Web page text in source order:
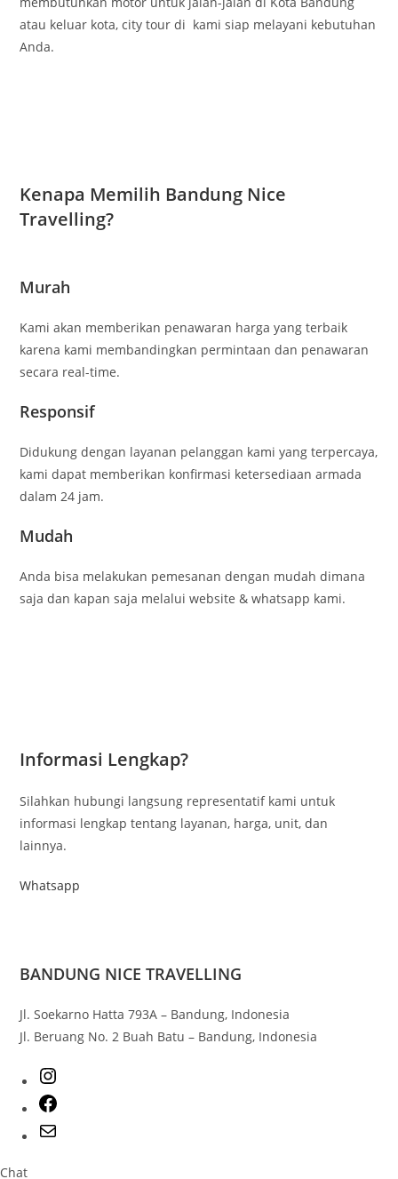
atau keluar kota, city tour di kami siap melayani kebutuhan
Anda.
Kenapa Memilih Bandung Nice
Travelling?
Murah
Kami akan memberikan penawaran harga yang terbaik
karena kami membandingkan permintaan dan penawaran
secara real-time.
Responsif
Didukung dengan layanan pelanggan kami yang terpercaya,
kami dapat memberikan konfirmasi ketersediaan armada
dalam 24 jam.
Mudah
Anda bisa melakukan pemesanan dengan mudah dimana
saja dan kapan saja melalui website & whatsapp kami.
Informasi Lengkap?
Silahkan hubungi langsung representatif kami untuk
informasi lengkap tentang layanan, harga, unit, dan
lainnya.
Whatsapp
BANDUNG NICE TRAVELLING
Jl. Soekarno Hatta 793A – Bandung, Indonesia
Jl. Beruang No. 2 Buah Batu – Bandung, Indonesia
Chat